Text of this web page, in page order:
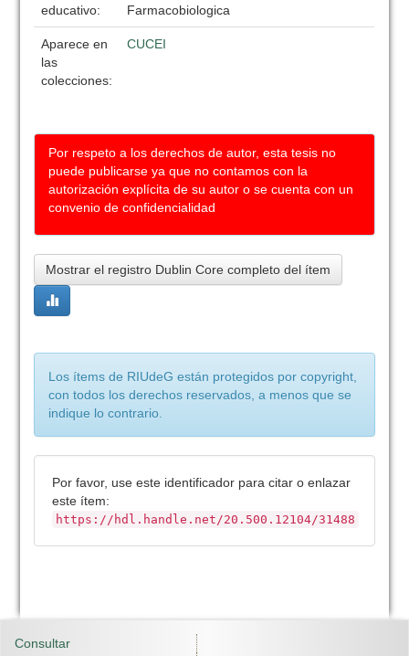
educativo:
Farmacobiologica
Aparece en
las
colecciones:
CUCEI
Por respeto a los derechos de autor, esta tesis no
puede publicarse ya que no contamos con la
autorización explícita de su autor o se cuenta con un
convenio de confidencialidad
Mostrar el registro Dublin Core completo del ítem
Los ítems de RIUdeG están protegidos por copyright,
con todos los derechos reservados, a menos que se
indique lo contrario.
Por favor, use este identificador para citar o enlazar
este ítem:
https://hdl.handle.net/20.500.12104/31488
Consultar